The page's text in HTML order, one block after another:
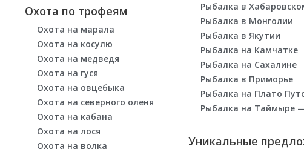
Охота по трофеям
Охота на марала
Охота на косулю
Охота на медведя
Охота на гуся
Охота на овцебыка
Охота на северного оленя
Охота на кабана
Охота на лося
Охота на волка
Рыбалка в
Рыбалка в Монголии
Рыбалка в Якутии
Рыбалка на Камчатке
Рыбалка на Сахалине
Рыбалка в Приморье
Рыбалка на Плато
Рыбалка на Таймыре
Уникальные